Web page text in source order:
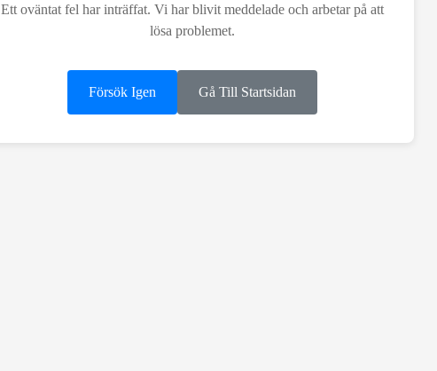
Ett oväntat fel har inträffat. Vi har blivit meddelade och arbetar på att
lösa problemet.
Försök Igen Gå Till Startsidan